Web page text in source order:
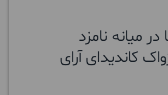
میانه نامزد
کاندیدای آرای